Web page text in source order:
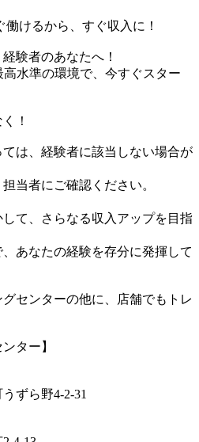
働けるから、すぐ収入に！
験者のあなたへ！
高水準の環境で、今すぐスター
！
は、経験者に該当しない場合が
当者にご確認ください。
て、さらなる収入アップを目指
あなたの経験を存分に発揮して
センターの他に、店舗でもトレ
ター】
ずら野4-2-31